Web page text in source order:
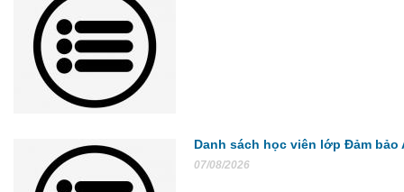
Danh sách học viên lớp Đảm bảo
07/08/2026